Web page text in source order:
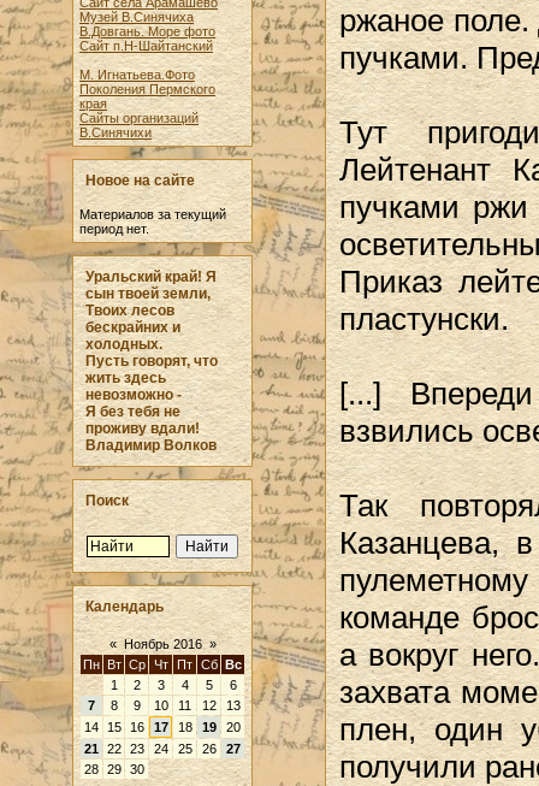
Музей В.Синячиха
В.Довгань. Море фото
Сайт п.Н-Шайтанский
М. Игнатьева.Фото
Поколения Пермского
края
Сайты организаций
В.Синячихи
Новое на сайте
Материалов за текущий
период нет.
Уральский край! Я
сын твоей земли,
Твоих лесов
бескрайних и
холодных.
Пусть говорят, что
жить здесь
невозможно -
Я без тебя не
проживу вдали!
Владимир Волков
Поиск
Календарь
« Ноябрь 2016 »
Пн
Вт Ср Чт Пт Сб
Вс
1
2 3 4 5
6
7
8 9 10 11 12
13
14
15 16 17 18 19
20
21 22 23 24 25 26
27
28 29 30
ржаное
пучками.
Тут
Лейтенант
пучками
Приказ
пластунски.
[...]
взвились
Так
Казанцева,
команде
а вокруг
захвата
плен, один
получили